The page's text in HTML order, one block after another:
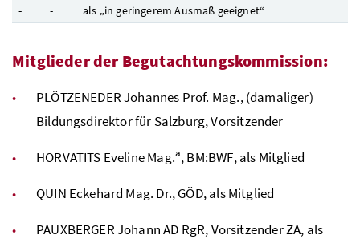
-
- als „in geringerem Ausmaß geeignet“
Mitglieder der Begutachtungskommission:
PLÖTZENEDER Johannes Prof. Mag., (damaliger)
Bildungsdirektor für Salzburg, Vorsitzender
HORVATITS EvelineMag.a,BM:BWF, als Mitglied
QUIN Eckehard Mag. Dr.,GÖD, als Mitglied
PAUXBERGER JohannAD RgR, VorsitzenderZA, als